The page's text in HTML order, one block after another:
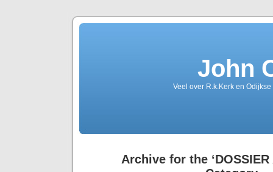
John
Veel over R.k.Kerk en
Archive for the ‘DOSSIER